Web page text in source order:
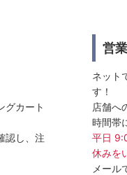
グカート
認し、注
営
ネット
す！
店舗へ
時間帯
平日
休みを
メール